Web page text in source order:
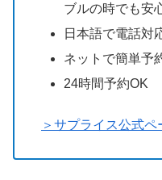
ブルの時でも安
日本語で電話対
ネットで簡単予
24時間予約OK
＞サプライス公式ペ